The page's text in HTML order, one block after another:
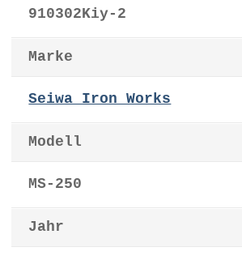
910302Kiy-2
Marke
Seiwa Iron Works
Modell
MS-250
Jahr